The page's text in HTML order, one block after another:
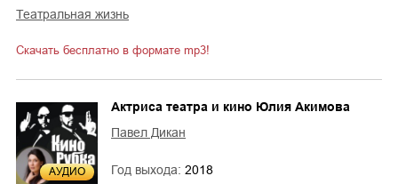
театральная жизнь
Скачать бесплатно в формате mp3!
AУДИО
Актриса театра и кино Юлия Акимова
Павел Дикан
Год выхода: 2018